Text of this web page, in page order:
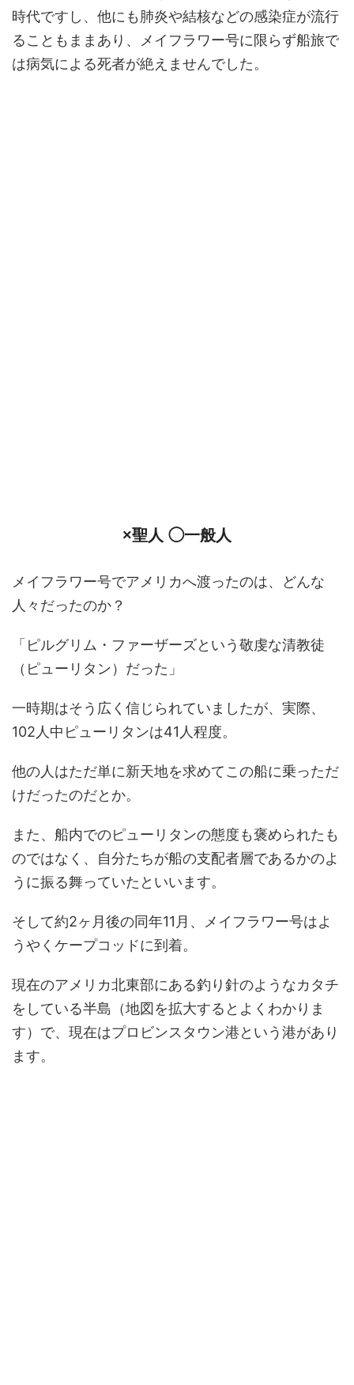
時代ですし、他にも肺炎や結核などの感染症が流行
ることもままあり、メイフラワー号に限らず船旅で
は病気による死者が絶えませんでした。
×聖人 ◯一般人
メイフラワー号でアメリカへ渡ったのは、どんな
人々だったのか？
「ピルグリム・ファーザーズという敬虔な清教徒
（ピューリタン）だった」
一時期はそう広く信じられていましたが、実際、
102人中ピューリタンは41人程度。
他の人はただ単に新天地を求めてこの船に乗っただ
けだったのだとか。
また、船内でのピューリタンの態度も褒められたも
のではなく、自分たちが船の支配者層であるかのよ
うに振る舞っていたといいます。
そして約2ヶ月後の同年11月、メイフラワー号はよ
うやくケープコッドに到着。
現在のアメリカ北東部にある釣り針のようなカタチ
をしている半島（地図を拡大するとよくわかりま
す）で、現在はプロビンスタウン港という港があり
ます。